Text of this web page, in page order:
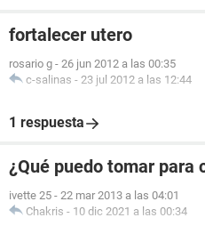
fortalecer utero
rosario g - 26 jun 2012 a las 00:35
c-salinas - 23 jul 2012 a las 12:44
1 respuesta
¿Qué puedo tomar para
ivette 25 - 22 mar 2013 a las 04:01
Chakris - 10 dic 2021 a las 00:34